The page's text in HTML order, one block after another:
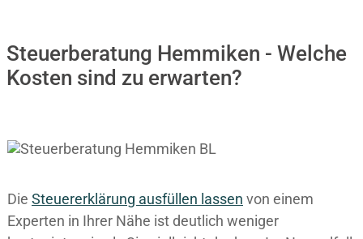
Steuerberatung Hemmiken - Welche
Kosten sind zu erwarten?
Die Steuererklärung ausfüllen lassen von einem
Experten in Ihrer Nähe ist deutlich weniger